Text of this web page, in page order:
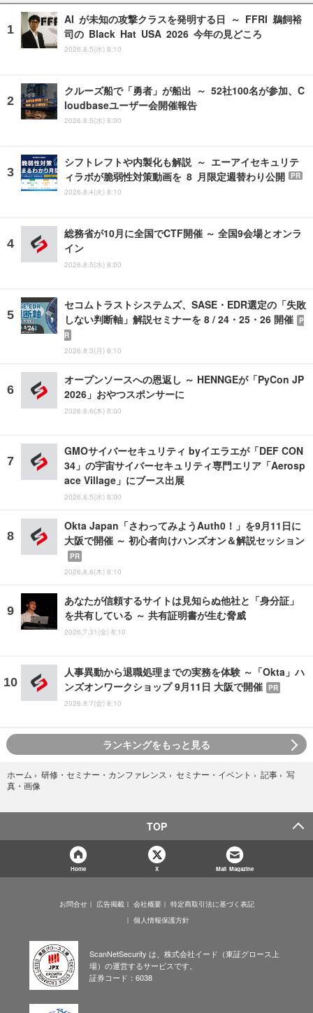
AI が未知の攻撃クラスを発明する日 ～ FFRI 鵜飼裕
司の Black Hat USA 2026 今年の見どころ
2026.8.5(水) 8:10
クルーズ船で「勇者」が船出 ～ 52社100名が参加、C
loudbaseユーザー会開催報告
2026.8.5(水) 8:00
シフトレフトや内製化も解説 ～ エーアイセキュリテ
ィラボが脆弱性対策動画を 8 月限定週替わり公開
PR
2026.8.4(火) 8:10
総務省が10月に全国でCTF開催 ～ 全国9会場とオンラ
イン
2026.8.5(水) 8:00
セコムトラストシステムズ、SASE・EDR選定の「失敗
しない判断軸」解説セミナーを 8 / 24・25・26 開催 P
R
2026.8.3(月) 8:10
オープンソースへの恩返し ～ HENNGEが「PyCon JP
2026」おやつスポンサーに
2026.8.6(木) 8:00
GMOサイバーセキュリティ byイエラエが「DEF CON
34」の宇宙サイバーセキュリティ専門エリア「Aerosp
ace Village」にブース出展
2026.8.5(水) 8:00
Okta Japan「さわってみようAuth0！」を9月11日に
大阪で開催 ～ 初心者向けハンズオン＆解説セッション
PR
2026.8.6(木) 8:10
あなたが信頼するサイトは見知らぬ他社と「身分証」
を共有している ～ 共有証明書が生む脅威
2026.7.31(金) 8:10
人事異動から退職処理までの実務を体験 ～「Okta」ハ
ンズオンワークショップ 9月11日 大阪で開催 PR
2026.8.7(金) 8:10
ランキングをもっと見る
ホーム › 研修・セミナー・カンファレンス › セミナー・イベント › 記事 › 写
真・画像
TOP
Home X Mail Magazine
お問合せ 広告掲載 会社概要
特定商取引法に基づく表記
個人情報保護方針
ScanNetSecurity は、株式会社イード（東証グロース上
場）の運営するサービスです。
証券コード：6038